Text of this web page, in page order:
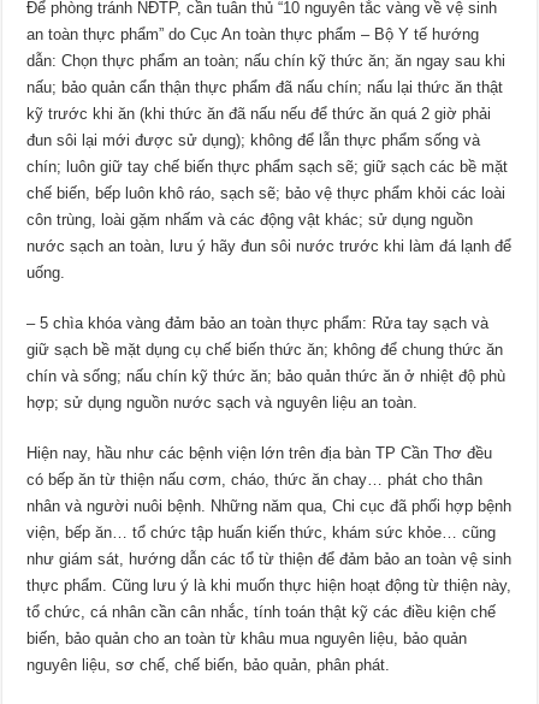
Ðể phòng tránh NÐTP, cần tuân thủ “10 nguyên tắc vàng về vệ sinh
an toàn thực phẩm” do Cục An toàn thực phẩm – Bộ Y tế hướng
dẫn: Chọn thực phẩm an toàn; nấu chín kỹ thức ăn; ăn ngay sau khi
nấu; bảo quản cẩn thận thực phẩm đã nấu chín; nấu lại thức ăn thật
kỹ trước khi ăn (khi thức ăn đã nấu nếu để thức ăn quá 2 giờ phải
đun sôi lại mới được sử dụng); không để lẫn thực phẩm sống và
chín; luôn giữ tay chế biến thực phẩm sạch sẽ; giữ sạch các bề mặt
chế biến, bếp luôn khô ráo, sạch sẽ; bảo vệ thực phẩm khỏi các loài
côn trùng, loài gặm nhấm và các động vật khác; sử dụng nguồn
nước sạch an toàn, lưu ý hãy đun sôi nước trước khi làm đá lạnh để
uống.
– 5 chìa khóa vàng đảm bảo an toàn thực phẩm: Rửa tay sạch và
giữ sạch bề mặt dụng cụ chế biến thức ăn; không để chung thức ăn
chín và sống; nấu chín kỹ thức ăn; bảo quản thức ăn ở nhiệt độ phù
hợp; sử dụng nguồn nước sạch và nguyên liệu an toàn.
Hiện nay, hầu như các bệnh viện lớn trên địa bàn TP Cần Thơ đều
có bếp ăn từ thiện nấu cơm, cháo, thức ăn chay… phát cho thân
nhân và người nuôi bệnh. Những năm qua, Chi cục đã phối hợp bệnh
viện, bếp ăn… tổ chức tập huấn kiến thức, khám sức khỏe… cũng
như giám sát, hướng dẫn các tổ từ thiện để đảm bảo an toàn vệ sinh
thực phẩm. Cũng lưu ý là khi muốn thực hiện hoạt động từ thiện này,
tổ chức, cá nhân cần cân nhắc, tính toán thật kỹ các điều kiện chế
biến, bảo quản cho an toàn từ khâu mua nguyên liệu, bảo quản
nguyên liệu, sơ chế, chế biến, bảo quản, phân phát.